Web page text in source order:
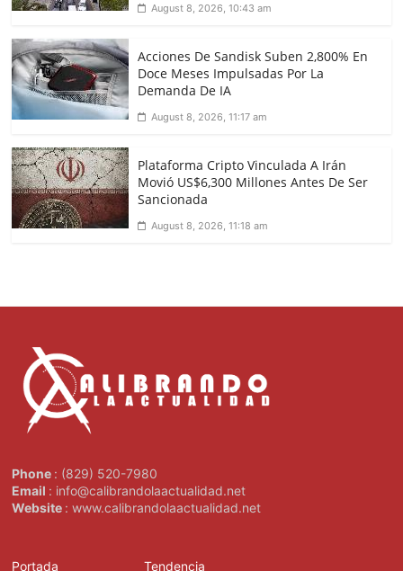
August 8, 2026, 10:43 am
Acciones De Sandisk Suben 2,800% En
Doce Meses Impulsadas Por La
Demanda De IA
August 8, 2026, 11:17 am
Plataforma Cripto Vinculada A Irán
Movió US$6,300 Millones Antes De Ser
Sancionada
August 8, 2026, 11:18 am
Phone : (829) 520-7980
Email : info@calibrandolaactualidad.net
Website : www.calibrandolaactualidad.net
Portada Tendencia